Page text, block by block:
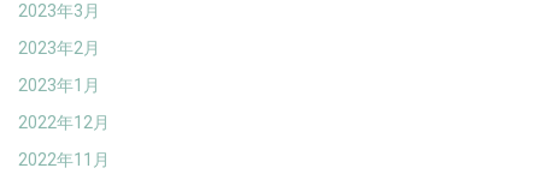
2023年3月
2023年2月
2023年1月
2022年12月
2022年11月